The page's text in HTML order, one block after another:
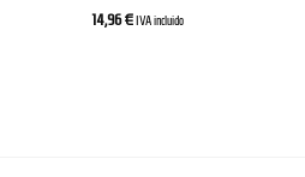
14,96€IVA incluido